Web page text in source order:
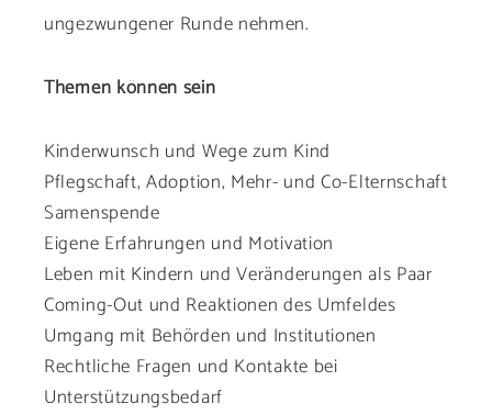
ungezwungener Runde nehmen.
Themen können sein
Kinderwunsch und Wege zum Kind
Pflegschaft, Adoption, Mehr- und Co-Elternschaft
Samenspende
Eigene Erfahrungen und Motivation
Leben mit Kindern und Veränderungen als Paar
Coming-Out und Reaktionen des Umfeldes
Umgang mit Behörden und Institutionen
Rechtliche Fragen und Kontakte bei
Unterstützungsbedarf